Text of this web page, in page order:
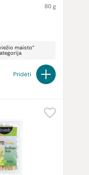
80 g
maisto“
Pridėti